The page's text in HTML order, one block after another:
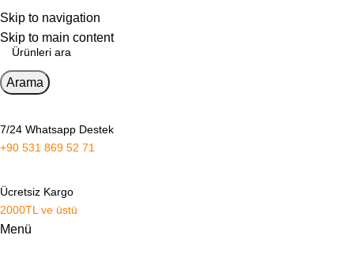
Skip to navigation
Skip to main content
Arama
7/24 Whatsapp Destek
+90 531 869 52 71
Ücretsiz Kargo
2000TL ve üstü
Menü